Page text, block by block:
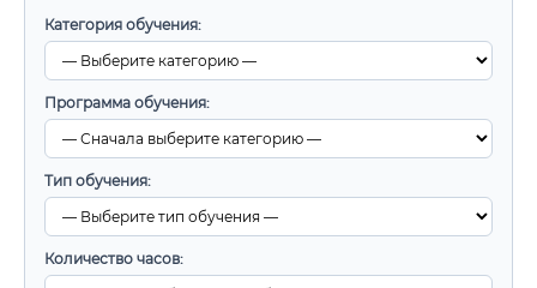
Категория обучения:
Программа обучения:
Тип обучения:
Количество часов: